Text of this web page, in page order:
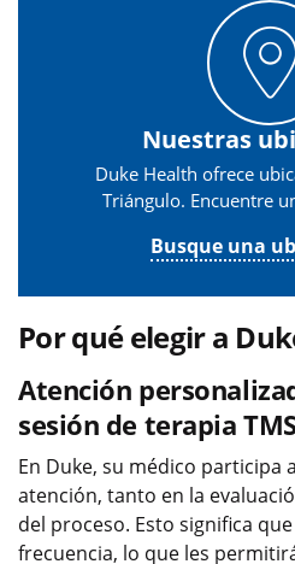
Nuestras
Duke Health ofrece
Triángulo. Encuentre
Busque una
Por qué elegir a
Atención
sesión de terapia
En Duke, su médico participa
atención, tanto en la
del proceso. Esto significa
frecuencia, lo que les